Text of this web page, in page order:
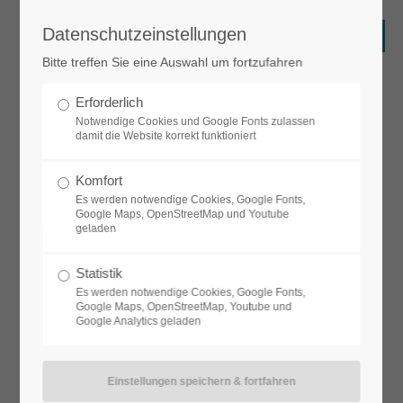
Passwort
Anmelden
Register|Lost your password?
Datenschutzeinstellungen
Bitte treffen Sie eine Auswahl um fortzufahren
Erforderlich
Notwendige Cookies und Google Fonts zulassen
damit die Website korrekt funktioniert
Komfort
Es werden notwendige Cookies, Google Fonts,
Google Maps, OpenStreetMap und Youtube
geladen
Statistik
Es werden notwendige Cookies, Google Fonts,
Google Maps, OpenStreetMap, Youtube und
Google Analytics geladen